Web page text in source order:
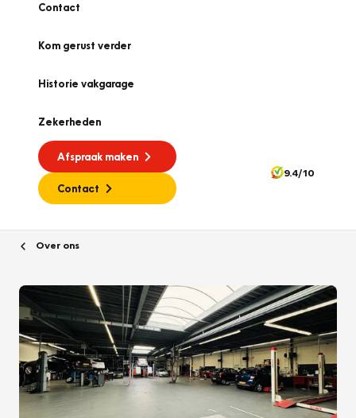
Contact
Kom gerust verder
Historie vakgarage
Zekerheden
Afspraak maken
Contact
9.4/10
Over ons